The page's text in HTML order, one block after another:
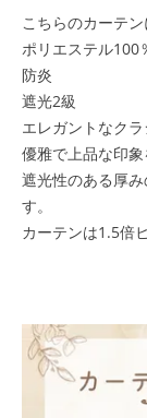
こちらのカーテ
ポリエステル100
防炎
遮光2級
エレガントなク
優雅で上品な印象
遮光性のある厚
す。
カーテンは1.5倍